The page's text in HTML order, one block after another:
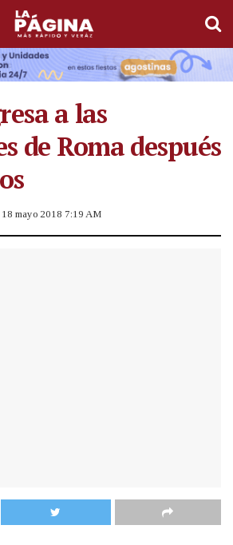
a las
de Roma después
18 mayo 2018 7:19 AM